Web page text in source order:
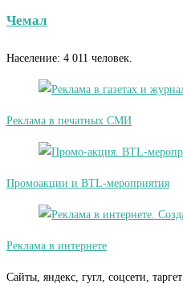
Чемал
Население: 4 011 человек.
Реклама в печатных СМИ
Промоакции и BTL-мероприятия
Реклама в интернете
Сайты, яндекс, гугл, соцсети, таргет